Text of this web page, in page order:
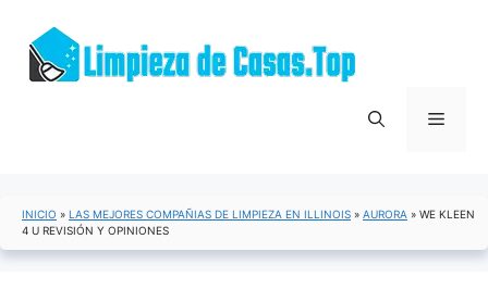
contenido
Menú
INICIO » LAS MEJORES COMPAÑIAS DE LIMPIEZA EN ILLINOIS » AURORA » WE KLEEN
4 U REVISIÓN Y OPINIONES